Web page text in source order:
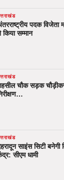
पदक विजेता
किया सम्मान
चौक सड़क
साइंस सिटी बनेगी
सीएम धामी